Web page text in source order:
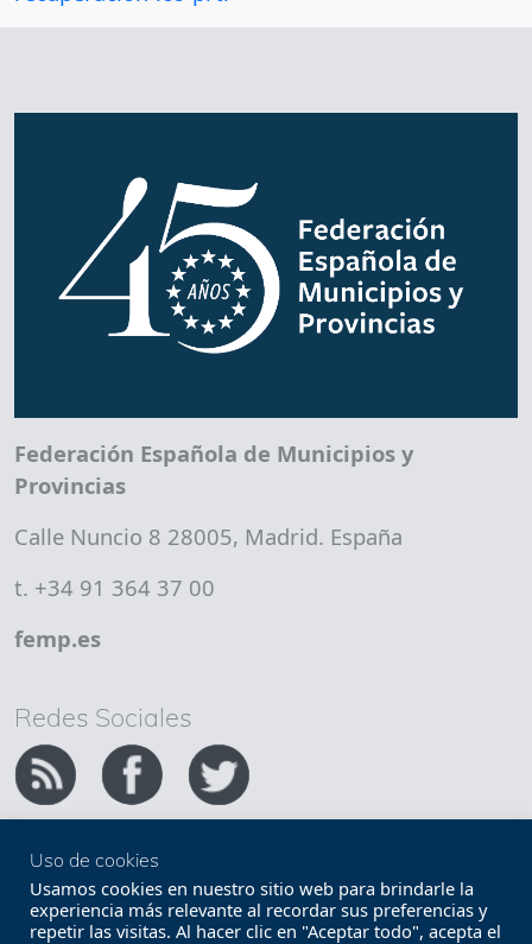
Federación Española de Municipios y
Provincias
Calle Nuncio 8 28005, Madrid. España
t. +34 91 364 37 00
femp.es
Redes Sociales
Copyright FEMP
Accesibilidad
Uso de cookies
Usamos cookies en nuestro sitio web para brindarle la
experiencia más relevante al recordar sus preferencias y
repetir las visitas. Al hacer clic en "Aceptar todo", acepta el